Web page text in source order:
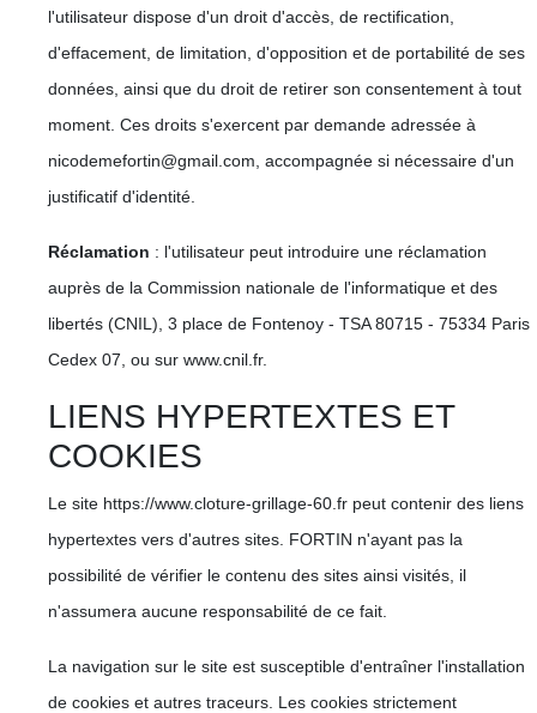
l'utilisateur dispose d'un droit d'accès, de rectification,
d'effacement, de limitation, d'opposition et de portabilité de ses
données, ainsi que du droit de retirer son consentement à tout
moment. Ces droits s'exercent par demande adressée à
nicodemefortin@gmail.com, accompagnée si nécessaire d'un
justificatif d'identité.
Réclamation : l'utilisateur peut introduire une réclamation
auprès de la Commission nationale de l'informatique et des
libertés (CNIL), 3 place de Fontenoy - TSA 80715 - 75334 Paris
Cedex 07, ou sur www.cnil.fr.
LIENS HYPERTEXTES ET
COOKIES
Le site https://www.cloture-grillage-60.fr peut contenir des liens
hypertextes vers d'autres sites. FORTIN n'ayant pas la
possibilité de vérifier le contenu des sites ainsi visités, il
n'assumera aucune responsabilité de ce fait.
La navigation sur le site est susceptible d'entraîner l'installation
de cookies et autres traceurs. Les cookies strictement